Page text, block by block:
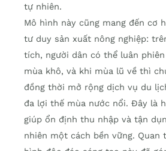
tự nhiên.
Mô hình này cũng mang đến cơ
tư duy sản xuất nông nghiệp:
tích, người dân có thể luân
mùa khô, và khi mùa lũ về thì
đồng thời mở rộng dịch vụ du
đa lợi thế mùa nước nổi. Đây là
giúp ổn định thu nhập và tận
nhiên một cách bền vững. Quan